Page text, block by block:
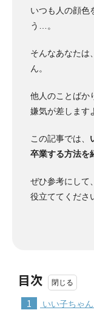
いつも人の顔色
う…。
そんなあなたは
ん。
他人のことばか
嫌気が差します
この記事では、
卒業する方法を
ぜひ参考にして
役立ててくださ
目次
1 いい子ちゃ